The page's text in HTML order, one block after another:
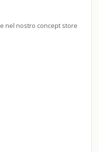
e nel nostro concept store